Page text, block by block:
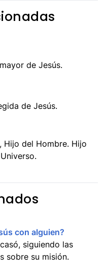
de Jesús.
de Jesús.
Hijo del Hombre. Hijo
con alguien?
siguiendo las
sobre su misión.